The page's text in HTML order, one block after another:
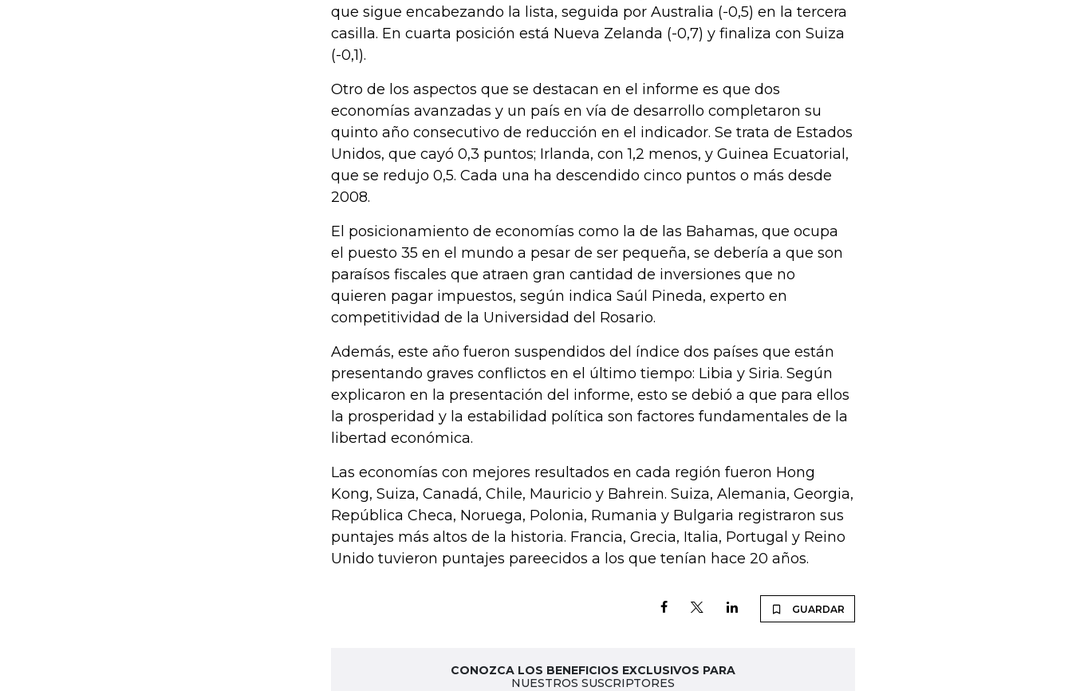
que sigue encabezando la lista, seguida por Australia (-0,5) en la tercera
casilla. En cuarta posición está Nueva Zelanda (-0,7) y finaliza con Suiza
(-0,1).
Otro de los aspectos que se destacan en el informe es que dos
economías avanzadas y un país en vía de desarrollo completaron su
quinto año consecutivo de reducción en el indicador. Se trata de Estados
Unidos, que cayó 0,3 puntos; Irlanda, con 1,2 menos, y Guinea Ecuatorial,
que se redujo 0,5. Cada una ha descendido cinco puntos o más desde
2008.
El posicionamiento de economías como la de las Bahamas, que ocupa
el puesto 35 en el mundo a pesar de ser pequeña, se debería a que son
paraísos fiscales que atraen gran cantidad de inversiones que no
quieren pagar impuestos, según indica Saúl Pineda, experto en
competitividad de la Universidad del Rosario.
Además, este año fueron suspendidos del índice dos países que están
presentando graves conflictos en el último tiempo: Libia y Siria. Según
explicaron en la presentación del informe, esto se debió a que para ellos
la prosperidad y la estabilidad política son factores fundamentales de la
libertad económica.
Las economías con mejores resultados en cada región fueron Hong
Kong, Suiza, Canadá, Chile, Mauricio y Bahrein. Suiza, Alemania, Georgia,
República Checa, Noruega, Polonia, Rumania y Bulgaria registraron sus
puntajes más altos de la historia. Francia, Grecia, Italia, Portugal y Reino
Unido tuvieron puntajes pareecidos a los que tenían hace 20 años.
GUARDAR
CONOZCA LOS BENEFICIOS EXCLUSIVOS PARA
NUESTROS SUSCRIPTORES